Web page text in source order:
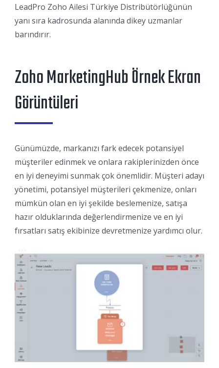
LeadPro Zoho Ailesi Türkiye Distribütörlüğünün
yanı sıra kadrosunda alanında dikey uzmanlar
barındırır.
Zoho MarketingHub Örnek Ekran
Görüntüleri
Günümüzde, markanızı fark edecek potansiyel
müşteriler edinmek ve onlara rakiplerinizden önce
en iyi deneyimi sunmak çok önemlidir. Müşteri adayı
yönetimi, potansiyel müşterileri çekmenize, onları
mümkün olan en iyi şekilde beslemenize, satışa
hazır olduklarında değerlendirmenize ve en iyi
fırsatları satış ekibinize devretmenize yardımcı olur.